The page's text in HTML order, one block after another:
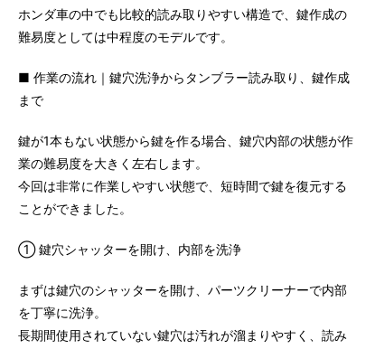
ホンダ車の中でも比較的読み取りやすい構造で、鍵作成の
難易度としては中程度のモデルです。
■ 作業の流れ｜鍵穴洗浄からタンブラー読み取り、鍵作成
まで
鍵が1本もない状態から鍵を作る場合、鍵穴内部の状態が作
業の難易度を大きく左右します。
今回は非常に作業しやすい状態で、短時間で鍵を復元する
ことができました。
① 鍵穴シャッターを開け、内部を洗浄
まずは鍵穴のシャッターを開け、パーツクリーナーで内部
を丁寧に洗浄。
長期間使用されていない鍵穴は汚れが溜まりやすく、読み